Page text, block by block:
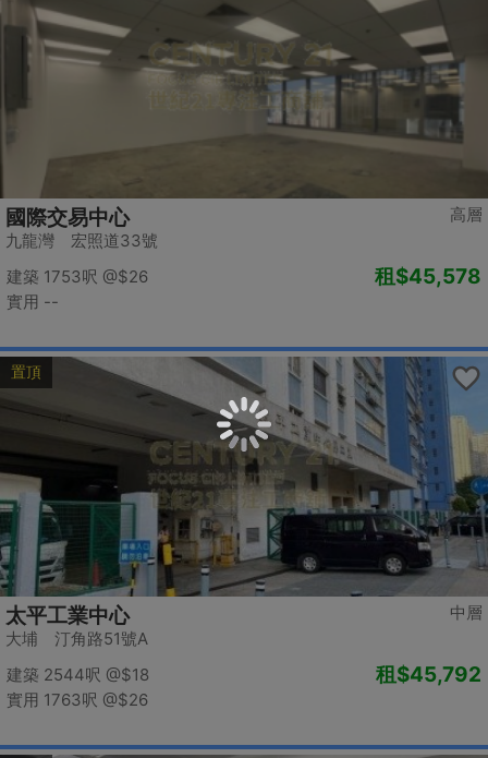
高層
國際交易中心
九龍灣 宏照道33號
建築 1753呎 @$26
實用 --
租$45,578
置頂
中層
太平工業中心
大埔 汀角路51號A
建築 2544呎 @$18
實用 1763呎 @$26
租$45,792